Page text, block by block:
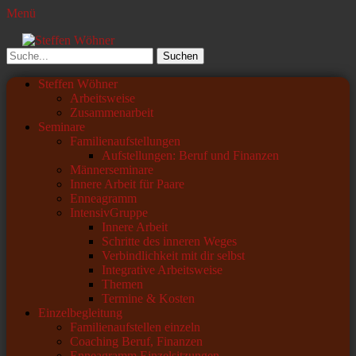
Menü
Steffen Wöhner
Lehrer und Seminarleiter
Suchen
nach:
Primäres
Zum
Steffen Wöhner
Arbeitsweise
Zusammenarbeit
Seminare
Familienaufstellungen
Aufstellungen: Beruf und Finanzen
Männerseminare
Innere Arbeit für Paare
Enneagramm
IntensivGruppe
Innere Arbeit
Schritte des inneren Weges
Verbindlichkeit mit dir selbst
Integrative Arbeitsweise
Themen
Termine & Kosten
Einzelbegleitung
Familienaufstellen einzeln
Coaching Beruf, Finanzen